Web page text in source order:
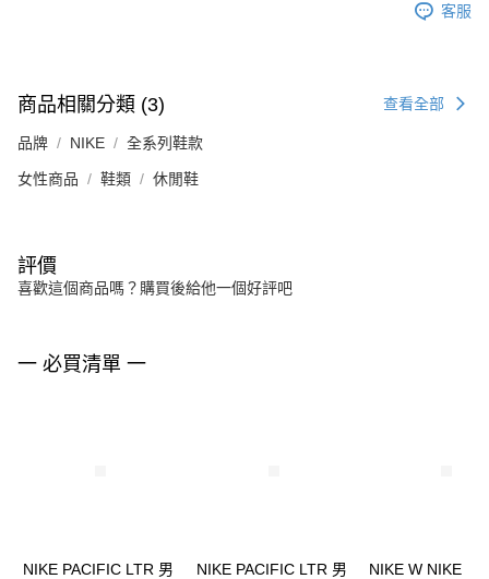
客服
商品相關分類 (3) 查看全部
品牌 NIKE 全系列鞋款
女性商品 鞋類 休閒鞋
評價
喜歡這個商品嗎？購買後給他一個好評吧
一 必買清單 一
NIKE PACIFIC LTR 男
NIKE PACIFIC LTR 男
NIKE W NIKE